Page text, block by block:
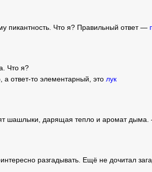
Что я? Правильный ответ —
Что я?
а ответ-то элементарный, это лук
шашлыки, дарящая тепло и аромат
разгадывать. Ещё не дочитал